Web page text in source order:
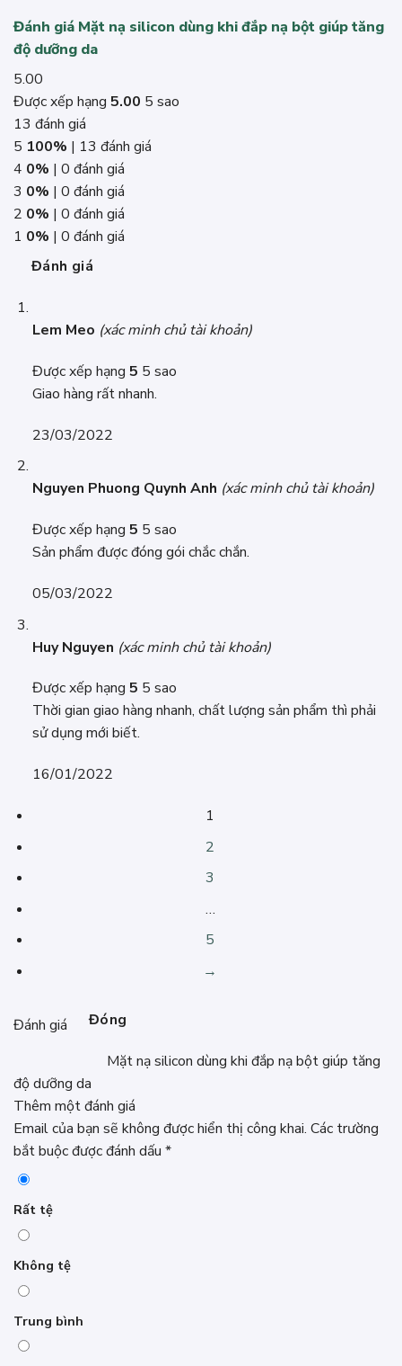
Đánh giá Mặt nạ silicon dùng khi đắp nạ bột giúp tăng
độ dưỡng da
5.00
Được xếp hạng 5.00 5 sao
13 đánh giá
5 100% | 13 đánh giá
4 0% | 0 đánh giá
3 0% | 0 đánh giá
2 0% | 0 đánh giá
1 0% | 0 đánh giá
Đánh giá
Lem Meo (xác minh chủ tài khoản)
Được xếp hạng 5 5 sao
Giao hàng rất nhanh.
23/03/2022
Nguyen Phuong Quynh Anh (xác minh chủ tài khoản)
Được xếp hạng 5 5 sao
Sản phẩm được đóng gói chắc chắn.
05/03/2022
Huy Nguyen (xác minh chủ tài khoản)
Được xếp hạng 5 5 sao
Thời gian giao hàng nhanh, chất lượng sản phẩm thì phải
sử dụng mới biết.
16/01/2022
1
2
3
…
5
→
Đánh giá Đóng
Mặt nạ silicon dùng khi đắp nạ bột giúp tăng
độ dưỡng da
Thêm một đánh giá
Email của bạn sẽ không được hiển thị công khai. Các trường
bắt buộc được đánh dấu *
Rất tệ
Không tệ
Trung bình